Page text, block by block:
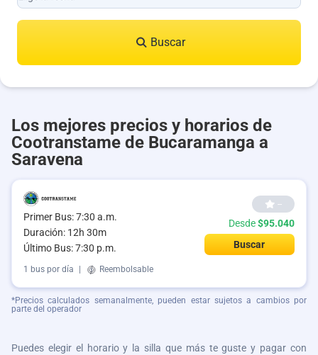
Buscar
Los mejores precios y horarios de
Cootranstame de Bucaramanga a
Saravena
Primer Bus: 7:30 a.m.
Duración: 12h 30m
Último Bus: 7:30 p.m.
--
Desde$95.040
Buscar
1 bus por día Reembolsable
*Precios calculados semanalmente, pueden estar sujetos a cambios por
parte del operador
Puedes elegir el horario y la silla que más te guste y pagar con